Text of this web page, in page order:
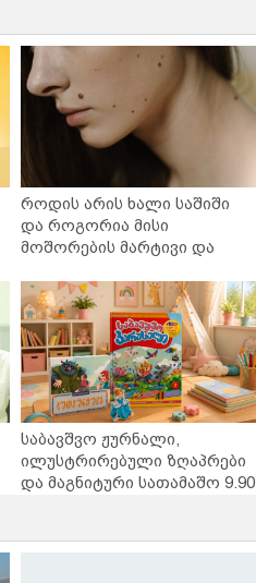
როდის არის ხალი საშიში
და როგორია მისი
მოშორების მარტივი და
საბავშვო ჟურნალი,
ილუსტრირებული ზღაპრები
და მაგნიტური სათამაშო 9.90
სერია დაიწყო